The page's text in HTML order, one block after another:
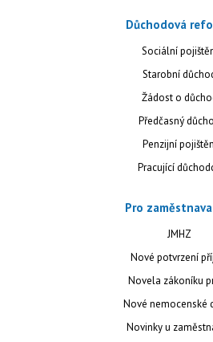
Důchodová
Sociální
Starobní
Žádost o
Předčasný
Penzijní
Pracující
Pro
JMHZ
Nové potvrzení
Novela zákoníku
Nové nemocenské
Novinky u